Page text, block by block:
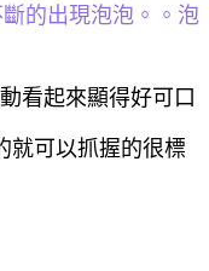
的出現泡泡。。泡
看起來顯得好可口
就可以抓握的很標